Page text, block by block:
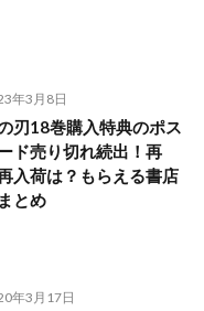
年3月8日
刃18巻購入特典のポス
ド売り切れ続出！再
入荷は？もらえる書店
とめ
年3月17日